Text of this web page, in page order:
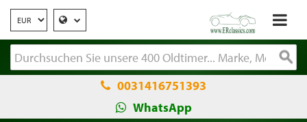
0031416751393
WhatsApp